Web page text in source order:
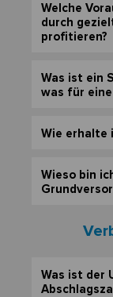
Welche
durch
profitieren?
Was ist ein
was für
Wie erhalte
Wieso bin
Was ist der